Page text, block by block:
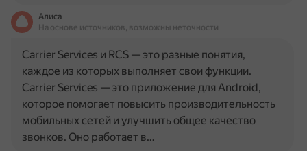
Алиса
На основе источников, возможны неточности
Carrier Services и RCS — это разные понятия,
каждое из которых выполняет свои функции.
Carrier Services — это приложение для Android,
которое помогает повысить производительность
мобильных сетей и улучшить общее качество
звонков. Оно работает в…